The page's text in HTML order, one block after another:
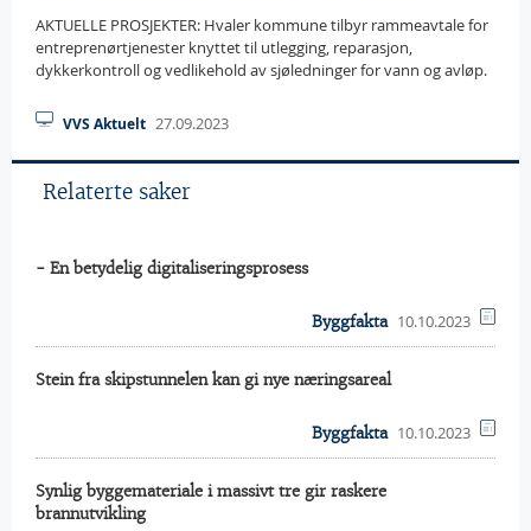
AKTUELLE PROSJEKTER: Hvaler kommune tilbyr rammeavtale for
entreprenørtjenester knyttet til utlegging, reparasjon,
dykkerkontroll og vedlikehold av sjøledninger for vann og avløp.
VVS Aktuelt 27.09.2023
Relaterte saker
- En betydelig digitaliseringsprosess
Byggfakta 10.10.2023
Stein fra skipstunnelen kan gi nye næringsareal
Byggfakta 10.10.2023
Synlig byggemateriale i massivt tre gir raskere
brannutvikling